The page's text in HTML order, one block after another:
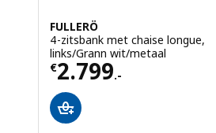
FULLERÖ
4-zitsbank met chaise longue,
links/Grann wit/metaal
€2.799.-
Prijs € 2799.-